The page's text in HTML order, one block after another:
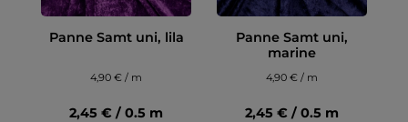
Panne Samt uni, lila
4,90 € / m
2,45 € / 0.5 m
Panne Samt uni,
marine
4,90 € / m
2,45 € / 0.5 m